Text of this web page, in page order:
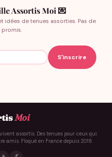
Assortis Moi 💌
idées de tenues assorties. Pas de
promis.
Moi
assortis. Des tenues pour ceux qui
amis. Floqué en France depuis 2018.